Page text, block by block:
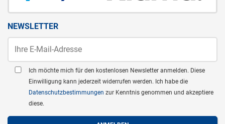
NEWSLETTER
Ich möchte mich für den kostenlosen Newsletter anmelden. Diese
Einwilligung kann jederzeit widerrufen werden. Ich habe die
Datenschutzbestimmungen zur Kenntnis genommen und akzeptiere
diese.